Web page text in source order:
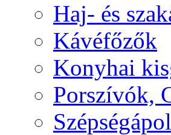
Haj- és
Kávéfőzők
Konyhai
Porszívók,